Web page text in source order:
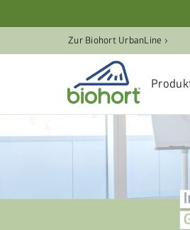
Zur Biohort UrbanLine ›